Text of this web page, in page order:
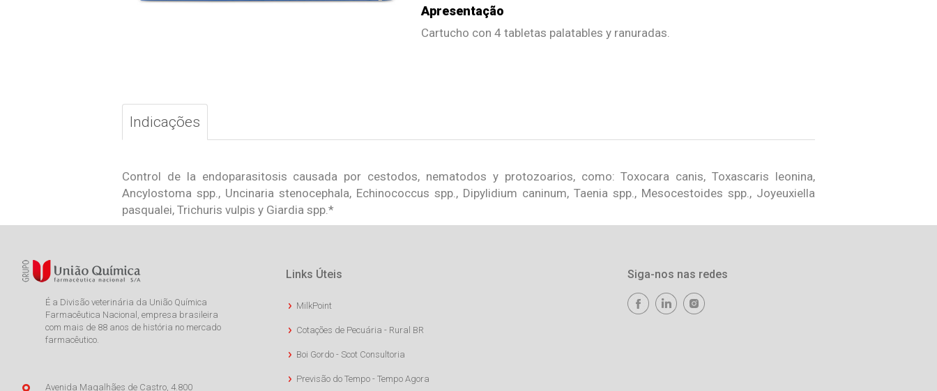
Apresentação
Cartucho con 4 tabletas palatables y ranuradas.
Indicações
Control de la endoparasitosis causada por cestodos, nematodos y protozoarios, como: Toxocara canis, Toxascaris leonina,
Ancylostoma spp., Uncinaria stenocephala, Echinococcus spp., Dipylidium caninum, Taenia spp., Mesocestoides spp., Joyeuxiella
pasqualei, Trichuris vulpis y Giardia spp.*
É a Divisão veterinária da União Química
Farmacêutica Nacional, empresa brasileira
com mais de 88 anos de história no mercado
farmacêutico.
Avenida Magalhães de Castro, 4.800
Links Úteis
MilkPoint
Cotações de Pecuária - Rural BR
Boi Gordo - Scot Consultoria
Previsão do Tempo - Tempo Agora
Siga-nos nas redes